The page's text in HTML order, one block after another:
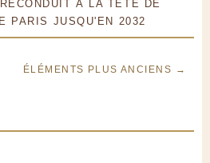
À LA TÊTE DE
PARIS JUSQU'EN 2032
ÉLÉMENTS PLUS ANCIENS →